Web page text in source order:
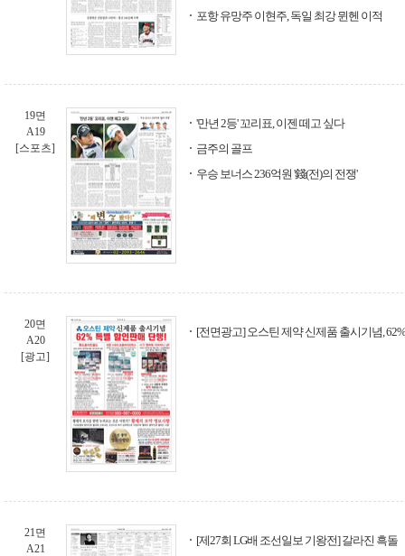
포항 유망주 이현주, 독일 최강 뮌헨 이적
19면
A19
[스포츠]
'만년 2등' 꼬리표, 이젠 떼고 싶다
금주의 골프
우승 보너스 236억원 '錢(전)의 전쟁'
20면
A20
[광고]
[전면광고] 오스틴 제약 신제품 출시기념,
21면
A21
[제27회 LG배 조선일보 기왕전] 갈라진 흑돌